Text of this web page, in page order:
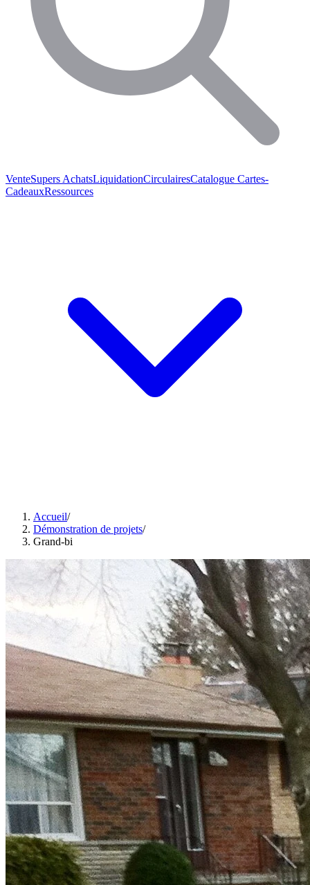
VenteSupers AchatsLiquidationCirculairesCatalogue Cartes-
CadeauxRessources
Accueil/
Démonstration de projets/
Grand-bi